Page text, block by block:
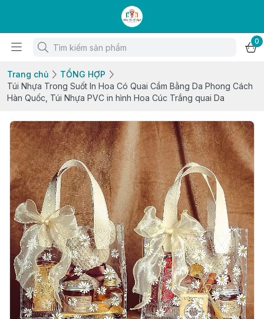
0
Trang chủ
TỔNG HỢP
Túi Nhựa Trong Suốt In Hoa Có Quai Cầm Bằng Da Phong Cách
Hàn Quốc, Túi Nhựa PVC in hình Hoa Cúc Trắng quai Da